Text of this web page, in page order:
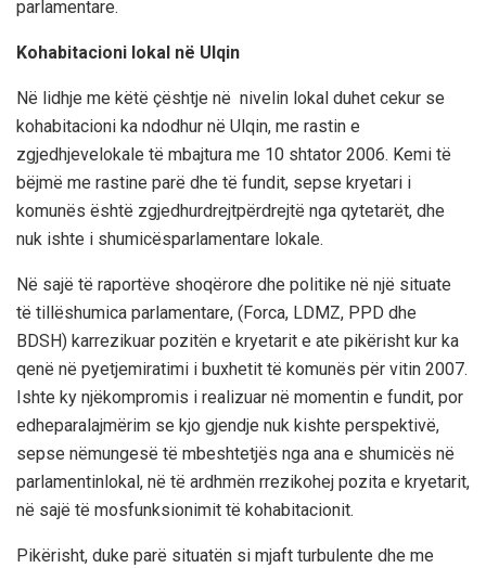
parlamentare.
Kohabitacioni lokal në Ulqin
Në lidhje me këtë çështje në nivelin lokal duhet cekur se
kohabitacioni ka ndodhur në Ulqin, me rastin e
zgjedhjeve lokale të mbajtura me 10 shtator 2006. Kemi të
bëjmë me rastine parë dhe të fundit, sepse kryetari i
komunës është zgjedhurdrejtpërdrejtë nga qytetarët, dhe
nuk ishte i shumicësparlamentare lokale.
Në sajë të raportëve shoqërore dhe politike në një situate
të tillëshumica parlamentare, ( Forca, LDMZ, PPD dhe
BDSH) karrezikuar pozitën e kryetarit e ate pikërisht kur ka
qenë në pyetjemiratimi i buxhetit të komunës për vitin 2007.
Ishte ky njëkompromis i realizuar në momentin e fundit, por
edheparalajmërim se kjo gjendje nuk kishte perspektivë,
sepse nëmungesë të mbeshtetjës nga ana e shumicës në
parlamentin lokal , në të ardhmën rrezikohej pozita e kryetarit,
në sajë të mosfunksionimit të kohabitacionit.
Pikërisht, duke parë situatën si mjaft turbulente dhe me